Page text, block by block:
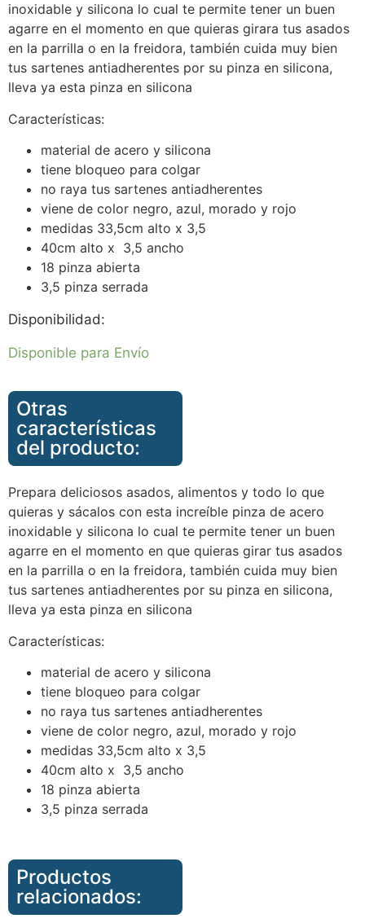
inoxidable y silicona lo cual te permite tener un buen
agarre en el momento en que quieras girara tus asados
en la parrilla o en la freidora, también cuida muy bien
tus sartenes antiadherentes por su pinza en silicona,
lleva ya esta pinza en silicona
Características:
material de acero y silicona
tiene bloqueo para colgar
no raya tus sartenes antiadherentes
viene de color negro, azul, morado y rojo
medidas 33,5cm alto x 3,5
40cm alto x 3,5 ancho
18 pinza abierta
3,5 pinza serrada
Disponibilidad:
Disponible para Envío
Otras
características
del producto:
Prepara deliciosos asados, alimentos y todo lo que
quieras y sácalos con esta increíble pinza de acero
inoxidable y silicona lo cual te permite tener un buen
agarre en el momento en que quieras girar tus asados
en la parrilla o en la freidora, también cuida muy bien
tus sartenes antiadherentes por su pinza en silicona,
lleva ya esta pinza en silicona
Características:
material de acero y silicona
tiene bloqueo para colgar
no raya tus sartenes antiadherentes
viene de color negro, azul, morado y rojo
medidas 33,5cm alto x 3,5
40cm alto x 3,5 ancho
18 pinza abierta
3,5 pinza serrada
Productos
relacionados: